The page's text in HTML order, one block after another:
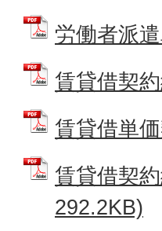
労働者派
賃貸借契
賃貸借単
賃貸借契
292.2KB)